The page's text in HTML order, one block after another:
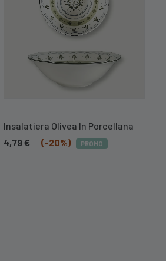
Insalatiera Olivea In Porcellana
4,79 € (-20%) PROMO